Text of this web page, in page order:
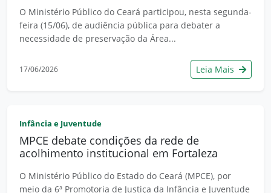
O Ministério Público do Ceará participou, nesta segunda-
feira (15/06), de audiência pública para debater a
necessidade de preservação da Área...
17/06/2026 Leia Mais
Infância e Juventude
MPCE debate condições da rede de
acolhimento institucional em Fortaleza
O Ministério Público do Estado do Ceará (MPCE), por
meio da 6ª Promotoria de Justiça da Infância e Juventude